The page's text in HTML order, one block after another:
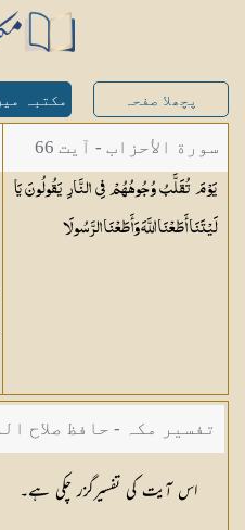
پچھلا صفحہ مکتبہ
سورة الأحزاب - آیت 66
يَوْمَ تُقَلَّبُ وُجُوهُهُمْ فِي النَّارِ يَقُولُونَ يَا
لَيْتَنَا أَطَعْنَا اللَّهَ وَأَطَعْنَاالرَّسُولَا
تفسیر مکہ - حافظ صلاح
اس آیت کی تفسیرگزر چکی ہے۔